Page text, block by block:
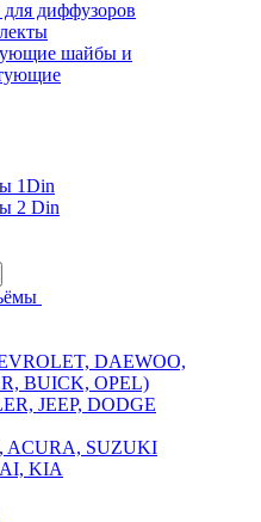
диффузоров
шайбы и
1Din
2 Din
DAEWOO,
BUICK, OPEL)
JEEP, DODGE
ACURA, SUZUKI
KIA